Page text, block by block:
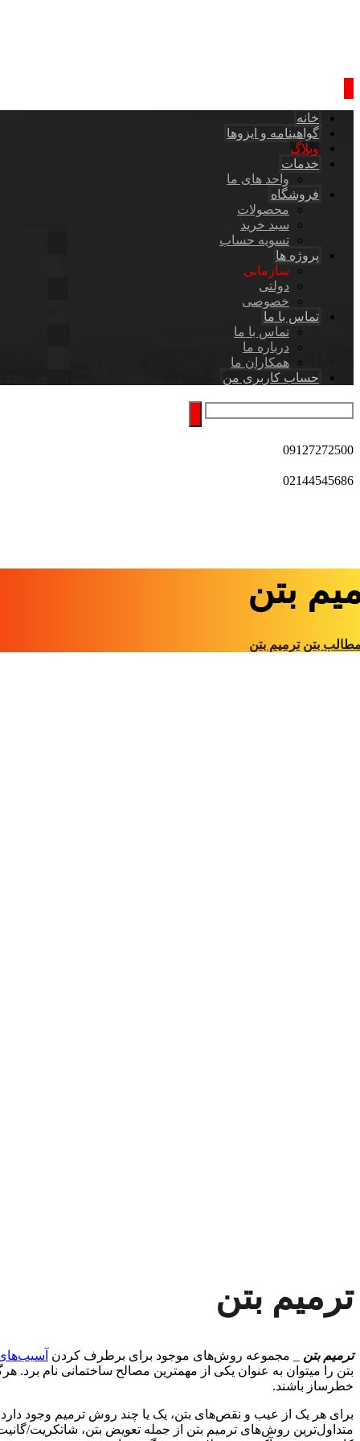
خانه
گواهینامه و ایزوها
وبلاگ
خدمات
واحد های ما
فروشگاه
محصولات
سبد خرید
تسویه حساب
پروژه ها
سازمانی
دولتی
خصوصی
تماس با ما
تماس با ما
درباره ما
همکاران ما
حساب کاربری من
09127272500
02144545686
بتن
بتن ترمیم بتن
ترمیم بتن
ترمیم بتن _ مجموعه روش‌های موجود برای برطرف کردن
بتن را میتوان به عنوان یکی از مهمترین مصالح ساختمانی نام
خطرساز باشند.
برای هر یک از عیب و نقص‌های بتن، یک یا چند روش ترمیم وجود
متداول‌ترین روش‌های ترمیم بتن از جمله تعویض بتن، شاتکریت/